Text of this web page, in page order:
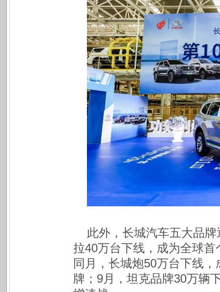
此外，长城汽车五大品
拉40万台下线，成为全球
同月，长城炮50万台下线
牌；9月，坦克品牌30万辆